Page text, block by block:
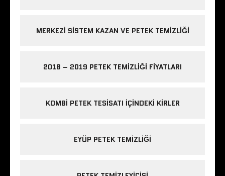
MERKEZI SISTEM KAZAN VE PETEK TEMIZLIĞI
2018 – 2019 PETEK TEMIZLIĞI FIYATLARI
KOMBI PETEK TESISATI IÇINDEKI KIRLER
EYÜP PETEK TEMIZLIĞI